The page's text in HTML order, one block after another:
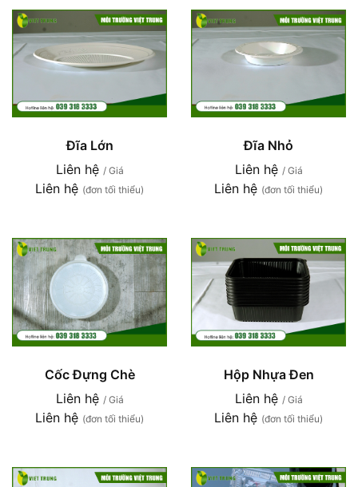
Đĩa Lớn
Liên hệ / Giá
Liên hệ (đơn tối thiểu)
Đĩa Nhỏ
Liên hệ / Giá
Liên hệ (đơn tối thiểu)
Cốc Đựng Chè
Liên hệ / Giá
Liên hệ (đơn tối thiểu)
Hộp Nhựa Đen
Liên hệ / Giá
Liên hệ (đơn tối thiểu)